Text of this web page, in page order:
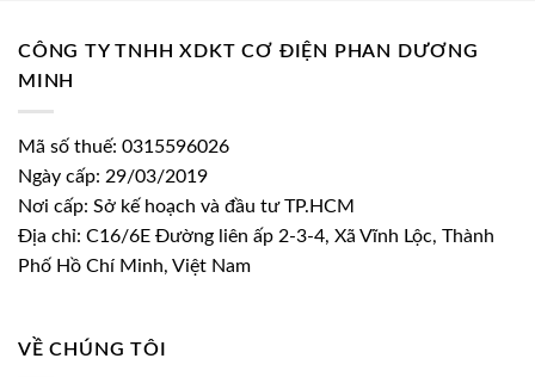
CÔNG TY TNHH XDKT CƠ ĐIỆN PHAN DƯƠNG
MINH
Mã số thuế: 0315596026
Ngày cấp: 29/03/2019
Nơi cấp: Sở kế hoạch và đầu tư TP.HCM
Địa chỉ: C16/6E Đường liên ấp 2-3-4, Xã Vĩnh Lộc, Thành
Phố Hồ Chí Minh, Việt Nam
VỀ CHÚNG TÔI